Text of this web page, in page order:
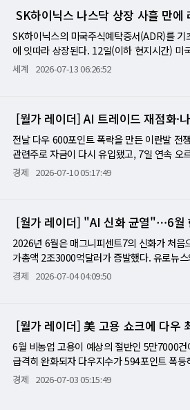
를 받는 침습식에 비해 주변 미세 소음이나
도 나온다. 완벽한 안전성을 요구하는 산업
증명하는 정량적 임상 데이터를 제시하는 것
정밀 로봇 손 '레보 3(Revo 3)'와 인공지능
태계를 어떻게 실체적으로 지배해 들어가는
재 해석. 다른 하나는 "TSMC 때처럼 자본
기느냐가 내일 아침 나스닥의 방향을 결정
것으로 발표됐다. 그러나 주가는 실적 발표
250억 달러 자본지출이 언제 매출로 전환되
가운데, 머스크가 이 투자의 회수 시점을 얼
지출을 유지하거나 올린다면 TSMC 때처럼
한 것은 6월 17일 이란 임시 합의 이후 가장
변화다. 후티 세력이 사우디 해상봉쇄를 선
지 보고서에서 유가가 봄 고점(브렌트 118
적이었고 이란이 선박 공격이나 석유 차단
므로 외교 해결이 불가피하다"는 논리를 신
유가 급등에 다시 압도된다. 오늘 밤 알파벳·
느 쪽이 더 강한지가 바로 드러날 것이다.
방 AI 기업 안두릴과의 군용 하이브리드
[미니해설] 뉴욕증시, '이란·AI' 쌍방향 인플
진정한 해결책이 나오기 전까지는 범위 제
다. 알파벳·테슬라·인텔 등 이번 주 예정된
을 다시 올린다면 연준이 긴축에 나설 수 있
느 쪽이 빠를지 알 수 없다. 이 진공 속에서
인정하는 신호다. 마이크로소프트가 엔비디
다. 두 뉴스를 합치면, AI 반도체 시장의 패권
다는 신호로 읽힌다. 인텔은 그 경쟁에서 살
가격으로 전이됐다. 이 충격이 7월 CPI(8월
7월 29일 FOMC에서 동결을 유지하더라도
터센터에 120억달러 채권 조달을 주도하겠
유가 상승이 에너지 인플레이션을 키우는 동
다. 연방공개시장위원회(FOMC) 의사록이
유로화와 채권 시장의 관건이다. 인도네시
RBNZ는 이달 첫 긴축에 나설 것으로 보인다
후 자리를 물려받는 번햄의 초기 내각 구성
주시하고 있다. 22일(수)에는 영국 6월
두고 경기 강도를 최종 점검하는 자리가 된
면 AI 경쟁력에 대한 의문이 제기되고, 자본
법은 "자본지출이 이미 매출 성장으로 전환
어내는 추가 매출이 얼마인지, 그것이 자본
트스트리트의 마이클 아론이 "근본적인 가
달하는 것"이라고 한 것이 이번 주의 논거다
들이 같은 수준으로 화답할 수 있는지를 보
것이 어닝의 균열에서 비롯된 것인지 포지션
아론이 지적한 "레버리지 상품이 업사이드
도체 ETF에 몰린 자금이 기계적으로 매도를
준다면, 3월 이후 최악의 주간으로 끝난 지
대에 못 미치면 20% 조정이 30%로 연장될
반기 장세의 첫 번째 분기점이다. 로이터 기
적인 경제 그림을 그려줬다"는 평가가 어닝
7일 이란 임시 평화협정 서명 이전 수준에
이란 고객이 드나들지 못하도록 막는 것이다
업무를 위해 모든 선적 화물의 20%를 상환
중부사령부가 밝혔다. 국제해사기구(IMO)
근거가 없다"며 즉각 반발했다. 이란 외무
14척만 통과했다. 반도체주는 이틀 전 SK
10일 +13% 데뷔의 상당 부분을 반납했다.
4%, AMD가 4% 각각 내렸다. JP모건·골드
을 앞두고 일제히 하락했다. CFRA리서치
기 어려울 수 있다"고 경고했다. LSEG 기준
번 주 워시 연준 의장은 취임 후 첫 의회 반
데, 워시는 금리 경로에 대해 어떤 메시지를
르무즈, 또 세계 경제의 인질 트럼프의 20%
계 에너지 질서의 선언이다. 초대형 유조선
29억 원) 대비 16배에 달하는 금액이다. 이
다는 가격 신호다. 마린트래픽 데이터에 따
를 넘었다. 지금은 83달러다. 이번 재확전이
가 이미 2026년 수요 성장 전망을 하루 80만
다. SK하이닉스 −9%·어닝 기대치 23.7%…'
SK하이닉스 나스닥 상장 사흘 만
SK하이닉스의 미국주식예탁증서(ADR)를
에 잇따라 상장된다. 12일(이하 현지시간)
셰어즈, 코기펀즈 등은 13∼14일 SK하이닉
연계된 2배 레버리지 ETF를 내놓을 예정이
상장일은 밝히지 않았다. 실제 거래 개시 시
엔비디아와 테슬라, 알파벳, AMD 등 주요
발히 거래되고 있다. 지난달 스페이스X의 나
은 지난 10일 공모가 149달러보다 13.08%
아니라 일일 수익률을 기준으로 운용되는
개별 종목의 일일 가격 제한폭이 없어 주가
일각에서는 SK하이닉스 ADR과 연계된 레
성도 거론된다. 국내 증시에서도 삼성전자
한다는 지적이 제기돼왔다.
세계 2026-07-13 06:26:52
[월가 레이더] AI 트레이드 재점화
전날 다우 600포인트 폭락을 만든 이란발 전
관련주로 자금이 다시 유입됐고, 7일 연속
날 시장의 진짜 관전 포인트는 다른 곳에 있
재현됐다. 펩시코는 2분기 매출과 순이익
스트코는 6월 동일매장 매출이 전년 대비
4% 급락했다. 이 하락은 2025년 4월 이후
른 주유소 고객 특수 효과를 누렸다고 해명
과 팔란티어도 동반 하락했다. 스페이스X는
전 위험 자산 일반에 대한 경계심과 얼마나
이 대규모 IPO를 기다리고 있지만, 스페이스
그(backlog) 해소로 이어질지는 불확실하
년치에 달한다. 스페이스X의 성공이 IPO
흥행 여부를 가를 추가 시험대가 된다는 분
경제 2026-07-10 05:17:49
[월가 레이더] "AI 신화 균열"⋯6월
2026년 6월은 매그니피센트7의 신화가 처
가총액 2조3000억달러가 증발했다. 유로뉴
이 아니라 AI 시대의 구조적 전환에서 비롯
를 냈고, 래리 엘리슨의 개인 자산도 1000억
준다. 지난주 5거래일 동안 개인투자자의 매
20%를 넘었고 2025년 내내 15% 이상이었
체 종목으로 이동하고 있다"고 짚었다. 연초
0 493개 종목은 13.7% 올랐다. 배경에는 AI
경제 2026-07-04 04:09:50
[월가 레이더] 美 고용 쇼크에 다
6월 비농업 고용이 예상의 절반인 5만7000
급격히 완화되자 다우지수가 594포인트 폭
하며 AI 트레이드의 진단을 다시 열었다. 3
경제 2026-07-03 05:15:49